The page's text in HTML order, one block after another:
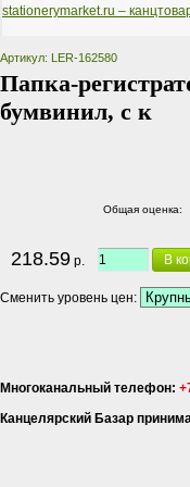
stationerymarket.ru –
Артикул: LER-162580
Папка-
бумвинил, с к
Общая оценка:
218.59 р. В
Сменить уровень цен:
Многоканальный телефон:
Канцелярский Базар